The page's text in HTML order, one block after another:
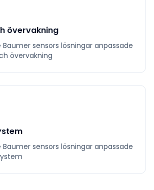
övervakning
Baumer sensors lösningar anpassade
övervakning
Baumer sensors lösningar anpassade